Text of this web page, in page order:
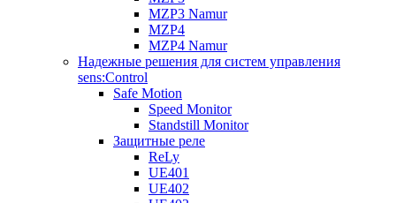
MZP3 Namur
MZP4
MZP4 Namur
Надежные решения для систем управления
sens:Control
Safe Motion
Speed Monitor
Standstill Monitor
Защитные реле
ReLy
UE401
UE402